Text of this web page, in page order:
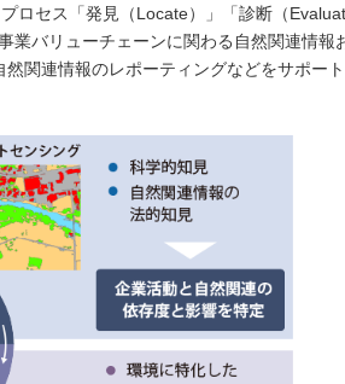
ロセス「発見（Locate）」「診断（Evaluat
業バリューチェーンに関わる自然関連情報
関連情報のレポーティングなどをサポート